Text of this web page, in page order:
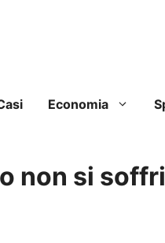
Economia
non si